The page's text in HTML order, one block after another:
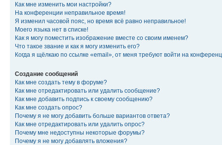
Как мне изменить мои настройки?
На конференции неправильное время!
Я изменил часовой пояс, но время всё равно неправильное!
Моего языка нет в списке!
Как я могу поместить изображение вместе со своим именем?
Что такое звание и как я могу изменить его?
Когда я щёлкаю по ссылке «email», от меня требуют войти на
Создание сообщений
Как мне создать тему в форуме?
Как мне отредактировать или удалить сообщение?
Как мне добавить подпись к своему сообщению?
Как мне создать опрос?
Почему я не могу добавить больше вариантов ответа?
Как мне отредактировать или удалить опрос?
Почему мне недоступны некоторые форумы?
Почему я не могу добавлять вложения?